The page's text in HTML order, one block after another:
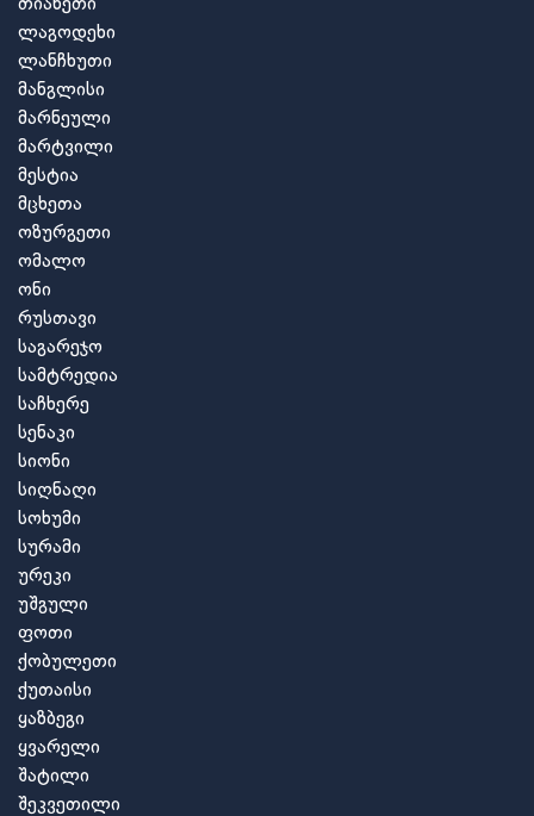
თიანეთი
ლაგოდეხი
ლანჩხუთი
მანგლისი
მარნეული
მარტვილი
მესტია
მცხეთა
ოზურგეთი
ომალო
ონი
რუსთავი
საგარეჯო
სამტრედია
საჩხერე
სენაკი
სიონი
სიღნაღი
სოხუმი
სურამი
ურეკი
უშგული
ფოთი
ქობულეთი
ქუთაისი
ყაზბეგი
ყვარელი
შატილი
შეკვეთილი